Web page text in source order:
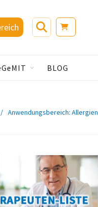
BLOG
Anwendungsbereich: Allergien